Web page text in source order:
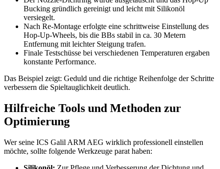
Bucking gründlich gereinigt und leicht mit Silikonöl
versiegelt.
Nach Re-Montage erfolgte eine schrittweise Einstellung des
Hop-Up-Wheels, bis die BBs stabil in ca. 30 Metern
Entfernung mit leichter Steigung trafen.
Finale Testschüsse bei verschiedenen Temperaturen ergaben
konstante Performance.
Das Beispiel zeigt: Geduld und die richtige Reihenfolge der Schritte
verbessern die Spieltauglichkeit deutlich.
Hilfreiche Tools und Methoden zur
Optimierung
Wer seine ICS Galil ARM AEG wirklich professionell einstellen
möchte, sollte folgende Werkzeuge parat haben: